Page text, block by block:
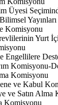
Üyesi
Komisyonu
Yurt
Engellilere
Komisyonu-
Komisyonu
ve Kabul
ve Satın Alma
Komisyonu